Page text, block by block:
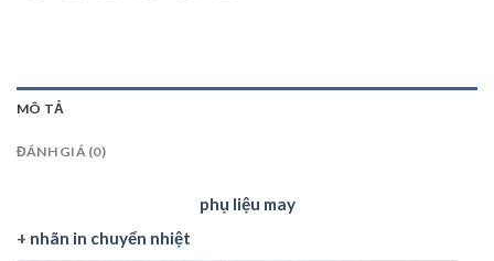
MÔ TẢ
ĐÁNH GIÁ (0)
phụ liệu may
+ nhãn in chuyển nhiệt